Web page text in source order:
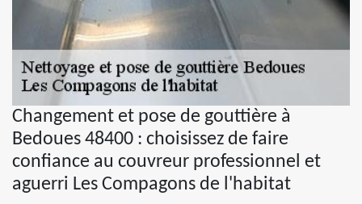
Changement et pose de gouttière à
Bedoues 48400 : choisissez de faire
confiance au couvreur professionnel et
aguerri Les Compagons de l'habitat